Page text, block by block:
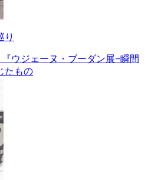
り
『ウジェーヌ・ブーダン展−瞬間
たもの